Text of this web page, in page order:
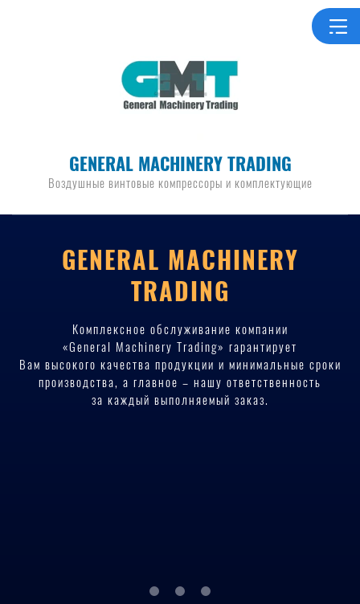
GENERAL MACHINERY TRADING
Воздушные винтовые компрессоры и комплектующие
GENERAL MACHINERY
TRADING
Комплексное обслуживание компании
«General Machinery Trading» гарантирует
Вам высокого качества продукции и минимальные сроки
производства, а главное – нашу ответственность
за каждый выполняемый заказ.